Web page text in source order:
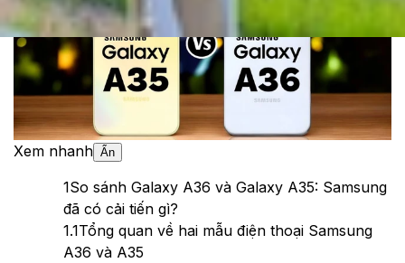
Xem nhanh Ẩn
1So sánh Galaxy A36 và Galaxy A35: Samsung
đã có cải tiến gì?
1.1Tổng quan về hai mẫu điện thoại Samsung
A36 và A35